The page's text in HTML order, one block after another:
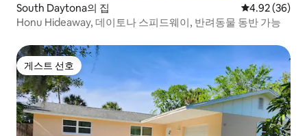
South Daytona의 집 평점 4.92점(5
4.92 (36)
Honu Hideaway, 데이토나 스피드웨이, 반려동물 동반 가능
게스트 선호
게스트 선호